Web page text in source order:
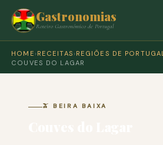
Gastronomias
Roteiro Gastronómico de Portugal
HOME › RECEITAS › REGIÕES DE PORTUGAL
COUVES DO LAGAR
🫒 BEIRA BAIXA